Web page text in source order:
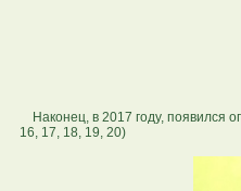
Наконец, в 2017 году, появился
16, 17, 18, 19, 20)